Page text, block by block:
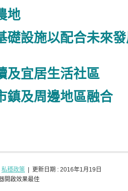
地
礎設施以配合未來
及宜居生活社區
鎮及周邊地區融合
私穩政策 | 更新日期 : 2016年1月19 日
開啟效果最佳